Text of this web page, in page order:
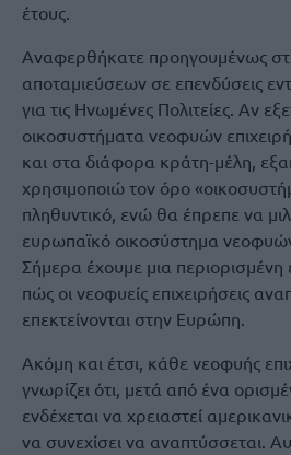
έτους.
Αναφερθήκατε προηγουμένως
αποταμιεύσεων σε επενδύσεις
για τις Ηνωμένες Πολιτείες. Αν
οικοσυστήματα νεοφυών
και στα διάφορα κράτη-μέλη,
χρησιμοποιώ τον όρο
πληθυντικό, ενώ θα έπρεπε να
ευρωπαϊκό οικοσύστημα
Σήμερα έχουμε μια περιορισμένη
πώς οι νεοφυείς επιχειρήσεις
επεκτείνονται στην Ευρώπη.
Ακόμη και έτσι, κάθε νεοφυής
γνωρίζει ότι, μετά από ένα
ενδέχεται να χρειαστεί
να συνεχίσει να αναπτύσσεται.